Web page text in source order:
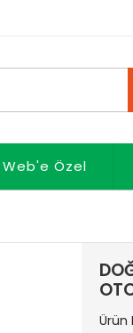
Web'e Özel
Ürün